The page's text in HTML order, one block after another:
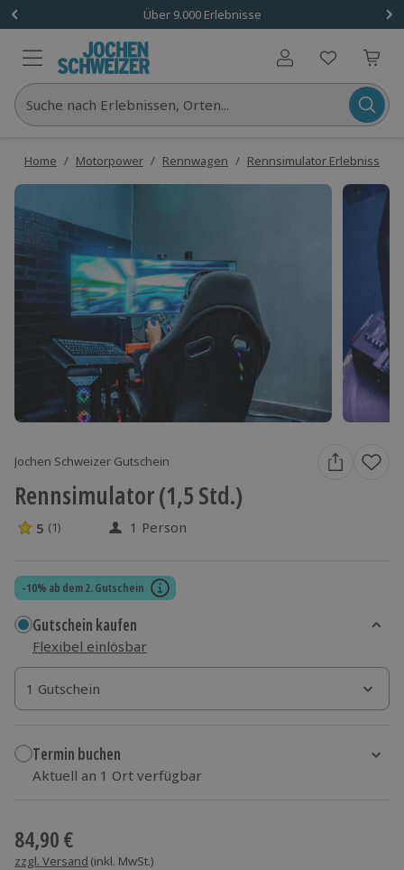
Über 9.000 Erlebnisse
Benutzerkonto
Suche nach Erlebnissen, Orten...
Home / Motorpower / Rennwagen / Rennsimulator Erlebnisse
Jochen Schweizer Gutschein
Rennsimulator (1,5 Std.)
5 Sterne von 5 aus 1 Bewertungen
5 (1) 1 Person
-10% ab dem 2. Gutschein
Gutschein kaufen
Flexibel einlösbar
1 Gutschein
1 Gutschein
1 Gutschein
Termin buchen
Aktuell an 1 Ort verfügbar
84,90 €
zzgl. Versand (inkl. MwSt.)